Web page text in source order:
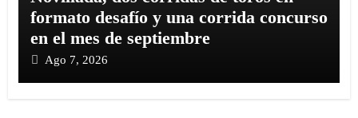
formato desafío y una corrida concurso
en el mes de septiembre
Ago 7, 2026